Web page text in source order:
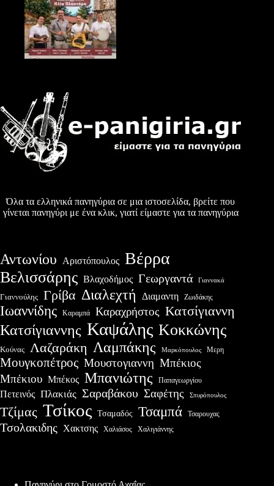
Όλα τα ελληνικά πανηγύρια σε μια ιστοσελίδα, βρείτε που
γίνεται πανηγύρι με ένα κλικ, γιατί είμαστε για τα πανηγύρια
Αντωνίου Αριστόπουλος Βέρρα
Βελισσάρης Βλαχοδήμος Γεωργαντά Γιαννακά
Γιαννούλης Γρίβα Διαλεχτή Διαμαντη Ζωιδάκης
Ιωαννίδης Καραμπά Καραχρήστος Κατσίγιαννη
Κατσίγιαννης Καψάλης Κοκκώνης
Κούνας Λαζαράκη Λαμπάκης Μαρκόπουλος Μερη
Μουγκοπέτρος Μουστογιαννη Μπέκιος
Μπέκιου Μπέκος Μπανιώτης Παπαγεωργίου
Πετεινός Πλακιάς Σαραβάκου Σαφέτης Σπυρόπουλος
Τζίμας Τσίκος Τσαμαδός Τσαμπά Τσαρουχας
Τσολακιδης Χακτσης Χαλιάσος Χαλιγιάννης